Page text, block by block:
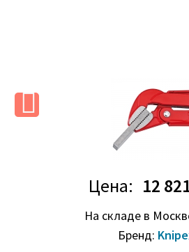
Цена: 12
На складе в
Бренд: